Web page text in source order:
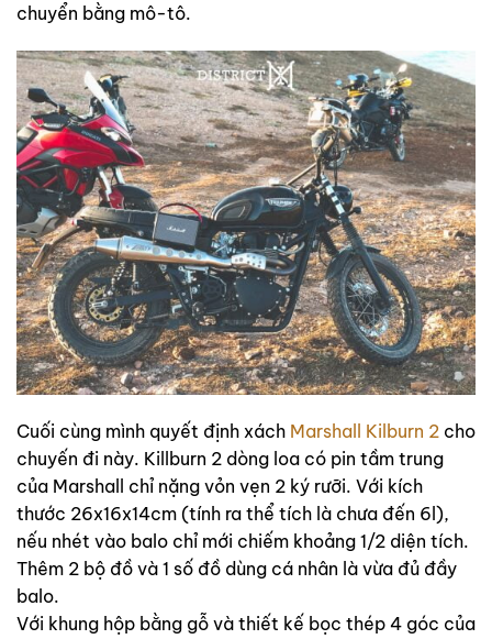
chuyển bằng mô-tô.
Cuối cùng mình quyết định xách Marshall Kilburn 2 cho
chuyến đi này. Killburn 2 dòng loa có pin tầm trung
của Marshall chỉ nặng vỏn vẹn 2 ký rưỡi. Với kích
thước 26x16x14cm (tính ra thể tích là chưa đến 6l),
nếu nhét vào balo chỉ mới chiếm khoảng 1/2 diện tích.
Thêm 2 bộ đồ và 1 số đồ dùng cá nhân là vừa đủ đầy
balo.
Với khung hộp bằng gỗ và thiết kế bọc thép 4 góc của